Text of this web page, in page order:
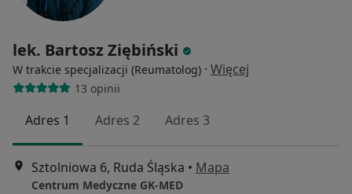
lek. Bartosz Ziębiński
W trakcie specjalizacji (Reumatolog) · Więcej
13 opinii
Adres 1 Adres 2 Adres 3
Sztolniowa 6, Ruda Śląska • Mapa
Centrum Medyczne GK-MED